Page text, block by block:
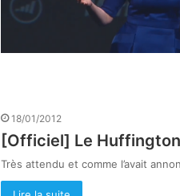
18/01/2012
[Officiel] Le
Très attendu et comme l’avait